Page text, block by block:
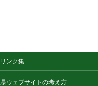
リンク集
県ウェブサイトの考え方